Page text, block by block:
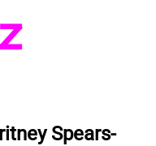
Spears-